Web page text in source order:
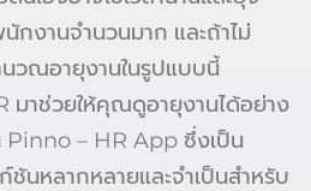
กงานจำนวนมาก และถ้าไม่
นวณอายุงานในรูปแบบนี้
มาช่วยให้คุณดูอายุงานได้อย่าง
Pinno – HR App ซึ่งเป็น
นหลากหลายและจำเป็นสำหรับ